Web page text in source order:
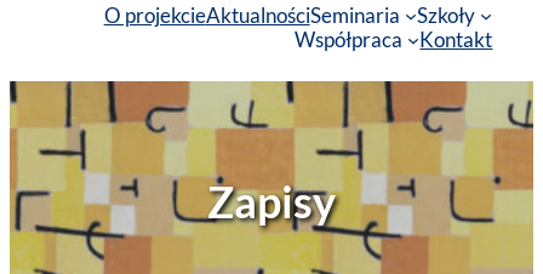
O projekcieAktualnościSeminaria
Szkoły
Współpraca
Kontakt
Zapisy